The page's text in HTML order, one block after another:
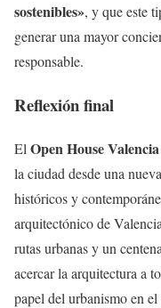
sostenibles», y que este
generar una mayor
responsable.
Reflexión final
El Open House Valencia
la ciudad desde una
históricos y
arquitectónico de
rutas urbanas y un
acercar la arquitectura a
papel del urbanismo en